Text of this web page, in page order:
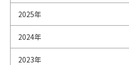
2025年
2024年
2023年